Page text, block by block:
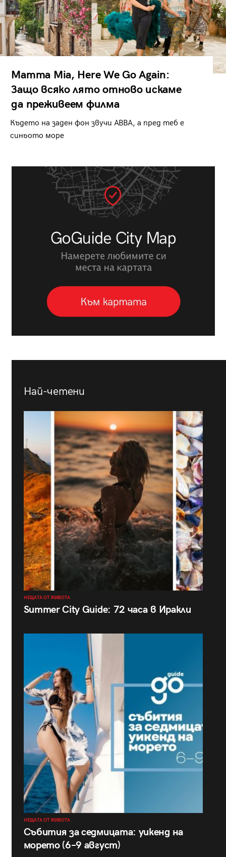
Mamma Mia, Here We Go Again:
Защо всяко лято отново искаме
да преживеем филма
Където на заден фон звучи ABBA, а пред теб е
синьото море
Най-четени
НЕЩАТА ОТ ЖИВОТА
Summer City Guide: 72 часа в Иракли
НЕЩАТА ОТ ЖИВОТА
Събития за седмицата: уикенд на
морето (6–9 август)